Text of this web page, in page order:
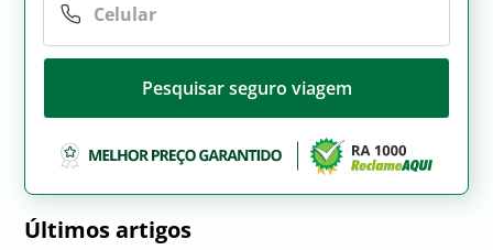
Pesquisar seguro viagem
Últimos artigos